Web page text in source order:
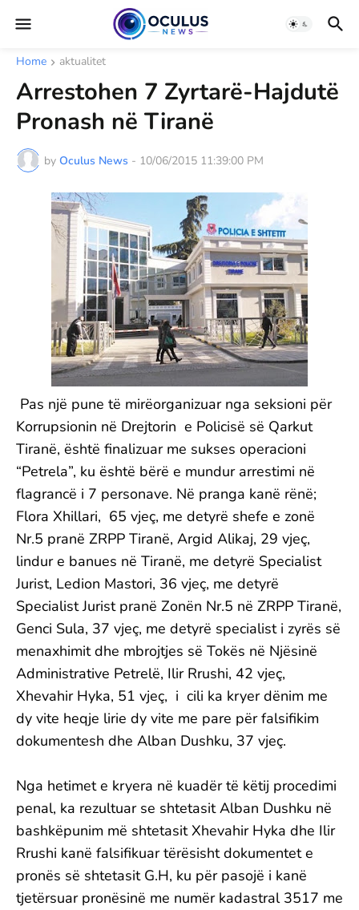
Home aktualitet
Arrestohen 7 Zyrtarë-Hajdutë
Pronash në Tiranë
by Oculus News - 10/06/2015 11:39:00 PM
Pas një pune të mirëorganizuar nga seksioni për
Korrupsionin në Drejtorin e Policisë së Qarkut
Tiranë, është finalizuar me sukses operacioni
“Petrela”, ku është bërë e mundur arrestimi në
flagrancë i 7 personave. Në pranga kanë rënë;
Flora Xhillari, 65 vjeç, me detyrë shefe e zonë
Nr.5 pranë ZRPP Tiranë, Argid Alikaj, 29 vjeç,
lindur e banues në Tiranë, me detyrë Specialist
Jurist, Ledion Mastori, 36 vjeç, me detyrë
Specialist Jurist pranë Zonën Nr.5 në ZRPP Tiranë,
Genci Sula, 37 vjeç, me detyrë specialist i zyrës së
menaxhimit dhe mbrojtjes së Tokës në Njësinë
Administrative Petrelë, Ilir Rrushi, 42 vjeç,
Xhevahir Hyka, 51 vjeç, i cili ka kryer dënim me
dy vite heqje lirie dy vite me pare për falsifikim
dokumentesh dhe Alban Dushku, 37 vjeç.
Nga hetimet e kryera në kuadër të këtij procedimi
penal, ka rezultuar se shtetasit Alban Dushku në
bashkëpunim më shtetasit Xhevahir Hyka dhe Ilir
Rrushi kanë falsifikuar tërësisht dokumentet e
pronës së shtetasit G.H, ku për pasojë i kanë
tjetërsuar pronësinë me numër kadastral 3517 me